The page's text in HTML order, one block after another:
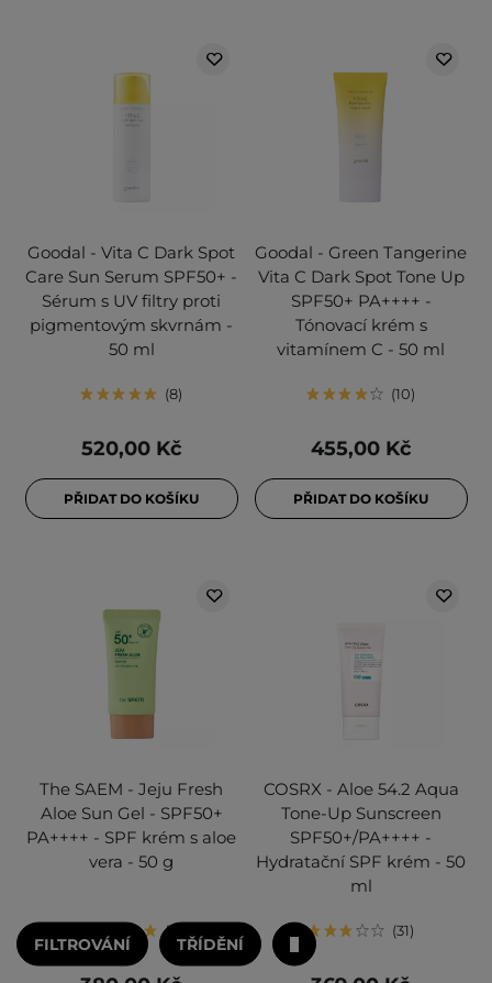
Goodal - Vita C Dark Spot
Care Sun Serum SPF50+ -
Sérum s UV filtry proti
pigmentovým skvrnám -
50 ml
8
520,00 Kč
PŘIDAT DO KOŠÍKU
Goodal - Green Tangerine
Vita C Dark Spot Tone Up
SPF50+ PA++++ -
Tónovací krém s
vitamínem C - 50 ml
10
455,00 Kč
PŘIDAT DO KOŠÍKU
The SAEM - Jeju Fresh
Aloe Sun Gel - SPF50+
PA++++ - SPF krém s aloe
vera - 50 g
9
COSRX - Aloe 54.2 Aqua
Tone-Up Sunscreen
SPF50+/PA++++ -
Hydratační SPF krém - 50
ml
31
FILTROVÁNÍ TŘÍDĚNÍ